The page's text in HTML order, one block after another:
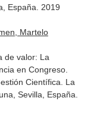
España. 2019
Martelo
de valor: La
en Congreso.
Científica. La
Sevilla, España.